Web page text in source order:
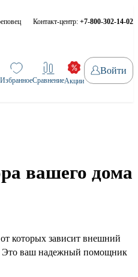
Контакт-центр: +7-800-302-14-02
ИзбранноеСравнениеАкции
Войти
вашего дома
которых зависит внешний
Это ваш надежный помощник